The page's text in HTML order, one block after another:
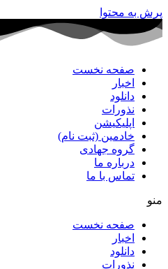
پرش به محتوا
صفحه نخست
اخبار
دانلود
نذورات
اپلیکیشن
خادمین (ثبت نام)
گروه جهادی
درباره ما
تماس با ما
منو
صفحه نخست
اخبار
دانلود
نذورات